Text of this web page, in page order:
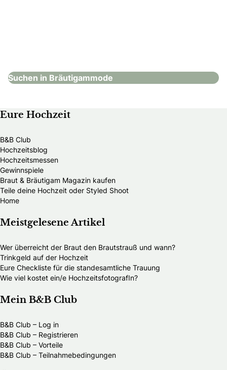
Suchen in Bräutigammode
Eure Hochzeit
B&B Club
Hochzeitsblog
Hochzeitsmessen
Gewinnspiele
Braut & Bräutigam Magazin kaufen
Teile deine Hochzeit oder Styled Shoot
Home
Meistgelesene Artikel
Wer überreicht der Braut den Brautstrauß und wann?
Trinkgeld auf der Hochzeit
Eure Checkliste für die standesamtliche Trauung
Wie viel kostet ein/e HochzeitsfotografIn?
Mein B&B Club
B&B Club – Log in
B&B Club – Registrieren
B&B Club – Vorteile
B&B Club – Teilnahmebedingungen